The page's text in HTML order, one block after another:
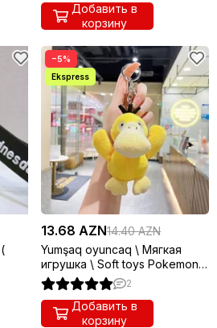
Добавить в
корзину
−5%
13.68 AZN14.40 AZN
Yumşaq oyuncaq \ Мягкая
игрушка \ Soft toys Pokemon
yellow mini keychain
2
Добавить в
корзину